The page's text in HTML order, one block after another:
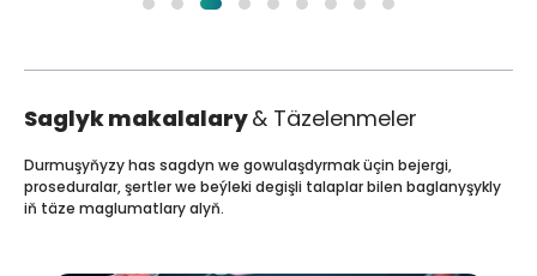
Saglyk makalalary& Täzelenmeler
Durmuşyňyzy has sagdyn we gowulaşdyrmak üçin bejergi,
proseduralar, şertler we beýleki degişli talaplar bilen baglanyşykly
iň täze maglumatlary alyň.